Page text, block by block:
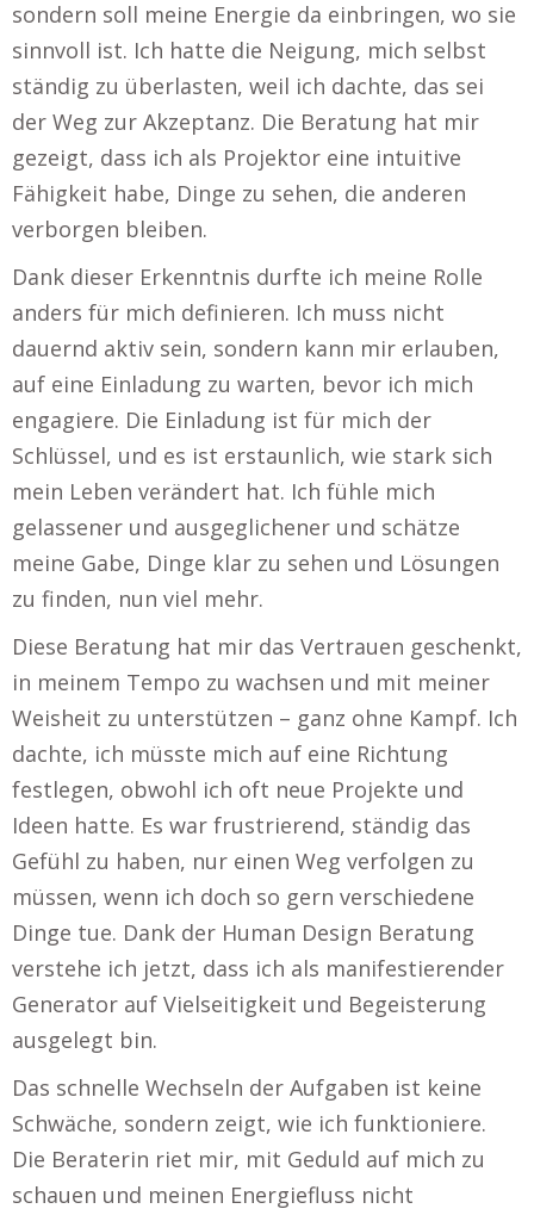
sondern soll meine Energie da einbringen, wo sie
sinnvoll ist. Ich hatte die Neigung, mich selbst
ständig zu überlasten, weil ich dachte, das sei
der Weg zur Akzeptanz. Die Beratung hat mir
gezeigt, dass ich als Projektor eine intuitive
Fähigkeit habe, Dinge zu sehen, die anderen
verborgen bleiben.
Dank dieser Erkenntnis durfte ich meine Rolle
anders für mich definieren. Ich muss nicht
dauernd aktiv sein, sondern kann mir erlauben,
auf eine Einladung zu warten, bevor ich mich
engagiere. Die Einladung ist für mich der
Schlüssel, und es ist erstaunlich, wie stark sich
mein Leben verändert hat. Ich fühle mich
gelassener und ausgeglichener und schätze
meine Gabe, Dinge klar zu sehen und Lösungen
zu finden, nun viel mehr.
Diese Beratung hat mir das Vertrauen geschenkt,
in meinem Tempo zu wachsen und mit meiner
Weisheit zu unterstützen – ganz ohne Kampf. Ich
dachte, ich müsste mich auf eine Richtung
festlegen, obwohl ich oft neue Projekte und
Ideen hatte. Es war frustrierend, ständig das
Gefühl zu haben, nur einen Weg verfolgen zu
müssen, wenn ich doch so gern verschiedene
Dinge tue. Dank der Human Design Beratung
verstehe ich jetzt, dass ich als manifestierender
Generator auf Vielseitigkeit und Begeisterung
ausgelegt bin.
Das schnelle Wechseln der Aufgaben ist keine
Schwäche, sondern zeigt, wie ich funktioniere.
Die Beraterin riet mir, mit Geduld auf mich zu
schauen und meinen Energiefluss nicht